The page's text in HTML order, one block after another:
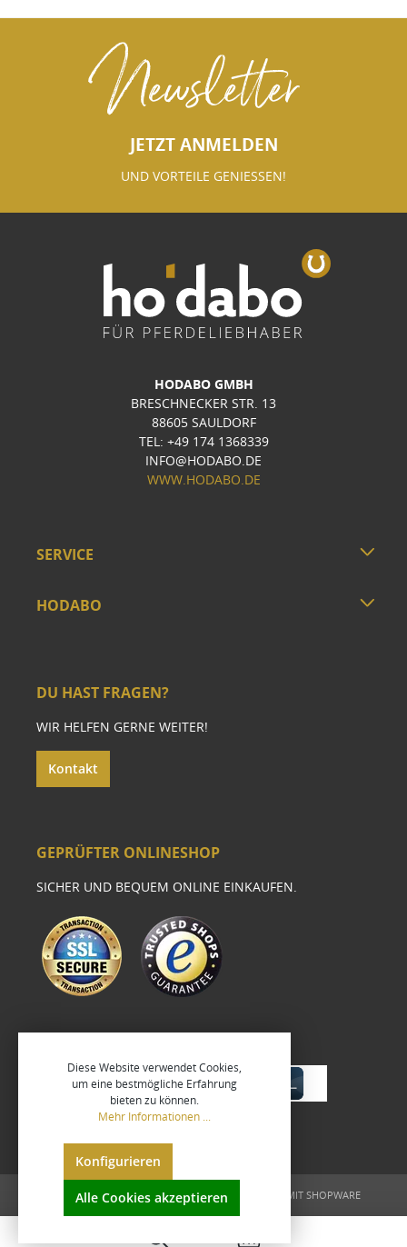
Newsletter
JETZT ANMELDEN
UND VORTEILE GENIESSEN!
HODABO GMBH
BRESCHNECKER STR. 13
88605 SAULDORF
TEL: +49 174 1368339
INFO@HODABO.DE
WWW.HODABO.DE
SERVICE
HODABO
DU HAST FRAGEN?
WIR HELFEN GERNE WEITER!
Kontakt
GEPRÜFTER ONLINESHOP
SICHER UND BEQUEM ONLINE EINKAUFEN.
UMGESETZT VONXEROGRAFIX GMBH REALISIERT MIT SHOPWARE
Diese Website verwendet Cookies,
um eine bestmögliche Erfahrung
bieten zu können.
Mehr Informationen ...
Konfigurieren
Alle Cookies akzeptieren